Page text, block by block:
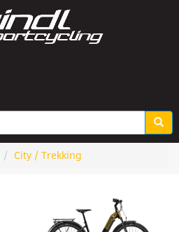
City / Trekking